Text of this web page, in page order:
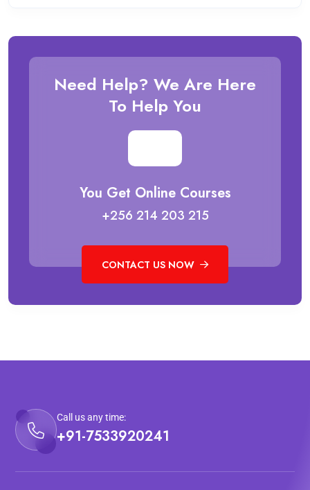
Need Help? We Are Here
To Help You
You Get Online Courses
+256 214 203 215
CONTACT US NOW
Call us any time:
+91-7533920241